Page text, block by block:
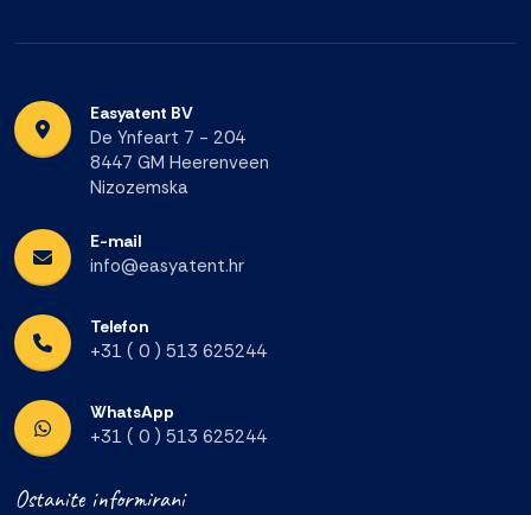
Easyatent BV
De Ynfeart 7 - 204
8447 GM Heerenveen
Nizozemska
E-mail
info@easyatent.hr
Telefon
+31 ( 0 ) 513 625244
WhatsApp
+31 ( 0 ) 513 625244
Ostanite informirani